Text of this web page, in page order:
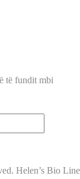
të fundit mbi
Helen’s Bio Line